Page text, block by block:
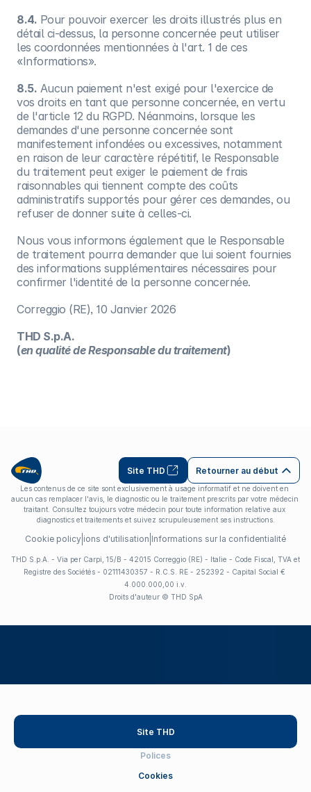
8.4. Pour pouvoir exercer les droits illustrés plus en
détail ci-dessus, la personne concernée peut utiliser
les coordonnées mentionnées à l'art. 1 de ces
«Informations».
8.5. Aucun paiement n'est exigé pour l'exercice de
vos droits en tant que personne concernée, en vertu
de l'article 12 du RGPD. Néanmoins, lorsque les
demandes d'une personne concernée sont
manifestement infondées ou excessives, notamment
en raison de leur caractère répétitif, le Responsable
du traitement peut exiger le paiement de frais
raisonnables qui tiennent compte des coûts
administratifs supportés pour gérer ces demandes, ou
refuser de donner suite à celles-ci.
Nous vous informons également que le Responsable
de traitement pourra demander que lui soient fournies
des informations supplémentaires nécessaires pour
confirmer l'identité de la personne concernée.
Correggio (RE), 10 Janvier 2026
THD S.p.A.
(en qualité de Responsable du traitement)
Site THD Retourner au début
Les contenus de ce site sont exclusivement à usage informatif et ne doivent en
aucun cas remplacer l'avis, le diagnostic ou le traitement prescrits par votre médecin
traitant. Consultez toujours votre médecin pour toute information relative aux
diagnostics et traitements et suivez scrupuleusement ses instructions.
THD S.p.A. - Via per Carpi, 15/B - 42015 Correggio (RE) - Italie - Code Fiscal, TVA et
Registre des Sociétés - 02111430357 - R.C.S. RE - 252392 - Capital Social €
4.000.000,00 i.v.
Droits d'auteur © THD SpA
Cookie policyConditions d'utilisation Informations sur la confidentialité
Polices
Cookies
Site THD